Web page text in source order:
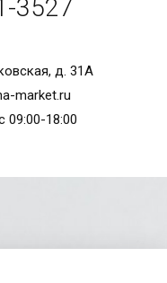
3527
д. 31А
market.ru
09:00-18:00